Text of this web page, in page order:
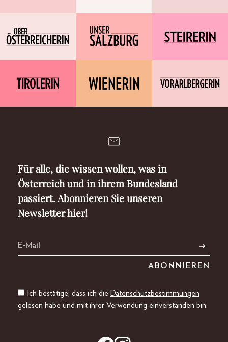
Für alle, die wissen wollen, was in
Österreich und in ihrem Bundesland
passiert. Abonnieren Sie unseren
Newsletter hier!
Ich bestätige, dass ich die Datenschutzbestimmungen
gelesen habe und mit ihrer Verwendung einverstanden bin.